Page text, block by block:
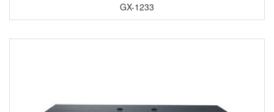
GX-1233